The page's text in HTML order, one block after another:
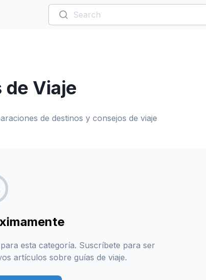
de Viaje
de destinos y consejos de viaje
esta categoría. Suscríbete para ser
artículos sobre guías de viaje.